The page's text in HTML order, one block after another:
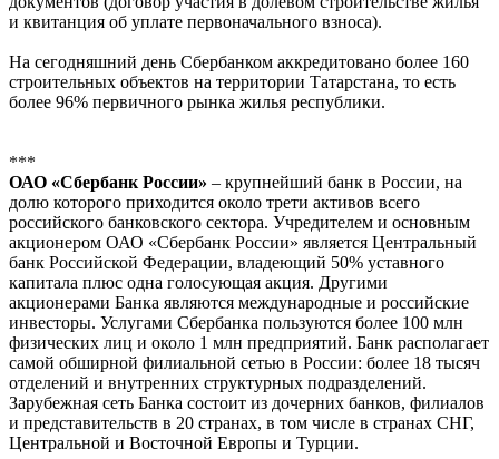
и квитанция об уплате первоначального взноса).
На сегодняшний день Сбербанком аккредитовано более 160
строительных объектов на территории Татарстана, то есть
более 96% первичного рынка жилья республики.
***
ОАО «Сбербанк России» – крупнейший банк в России, на
долю которого приходится около трети активов всего
российского банковского сектора. Учредителем и основным
акционером ОАО «Сбербанк России» является Центральный
банк Российской Федерации, владеющий 50% уставного
капитала плюс одна голосующая акция. Другими
акционерами Банка являются международные и российские
инвесторы. Услугами Сбербанка пользуются более 100 млн
физических лиц и около 1 млн предприятий. Банк располагает
самой обширной филиальной сетью в России: более 18 тысяч
отделений и внутренних структурных подразделений.
Зарубежная сеть Банка состоит из дочерних банков, филиалов
и представительств в 20 странах, в том числе в странах СНГ,
Центральной и Восточной Европы и Турции.